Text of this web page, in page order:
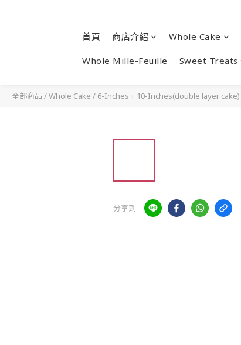
首頁 商店介紹 Whole Cake
Whole Mille-Feuille Sweet Treats
全部商品 /Whole Cake / 6-Inches + 10-Inches(double layer cake)
分享到